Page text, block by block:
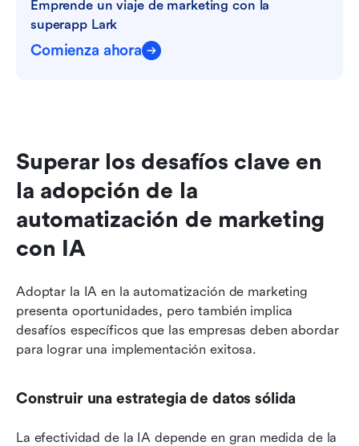
Emprende un viaje de marketing con la
superapp Lark
Comienza ahora
Superar los desafíos clave en
la adopción de la
automatización de marketing
con IA
Adoptar la IA en la automatización de marketing
presenta oportunidades, pero también implica
desafíos específicos que las empresas deben abordar
para lograr una implementación exitosa.
Construir una estrategia de datos sólida
La efectividad de la IA depende en gran medida de la